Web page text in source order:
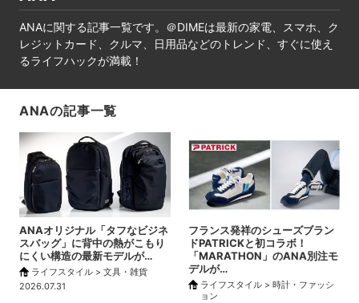
ANAに関する記事一覧です。＠DIMEは最新の家電、スマホ、ク
レジットカード、クルマ、日用品などのトレンド、すぐに使え
るライフハックが満載！
ANAの記事一覧
ANAオリジナル「タフなビジネ
スバッグ」に背中の熱がこもり
にくい構造の最新モデルが…
ライフスタイル > 文具・雑貨
2026.07.31
フランス発祥のシューズブラン
ドPATRICKと初コラボ！
「MARATHON」のANA別注モ
デルが…
ライフスタイル > 時計・ファッシ
ョン